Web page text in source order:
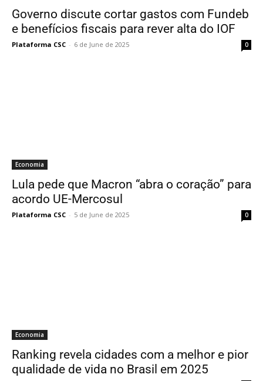
Governo discute cortar gastos com Fundeb
e benefícios fiscais para rever alta do IOF
Plataforma CSC - 6 de June de 2025 0
Economia
Lula pede que Macron “abra o coração” para
acordo UE-Mercosul
Plataforma CSC - 5 de June de 2025 0
Economia
Ranking revela cidades com a melhor e pior
qualidade de vida no Brasil em 2025